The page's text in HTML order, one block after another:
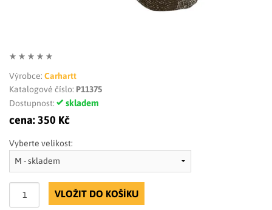
Výrobce: Carhartt
Katalogové číslo: P11375
Dostupnost:
skladem
cena:350 Kč
Vyberte velikost:
VLOŽIT DO KOŠÍKU